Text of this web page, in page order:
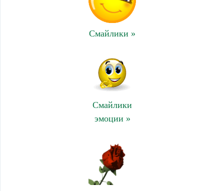
Смайлики »
Смайлики
эмоции »